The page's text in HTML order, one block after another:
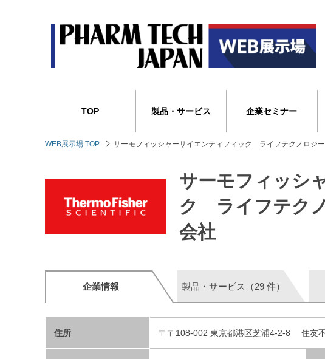
TOP 製品・サービス 企業セミナー
WEB展示場 TOP サーモフィッシャーサイエンティフィック ライフテクノロジ
サーモフィッシ
ク ライフテク
会社
企業情報 製品・サービス（29 件）
住所 〒〒108-002 東京都港区芝浦4-2-8 住友